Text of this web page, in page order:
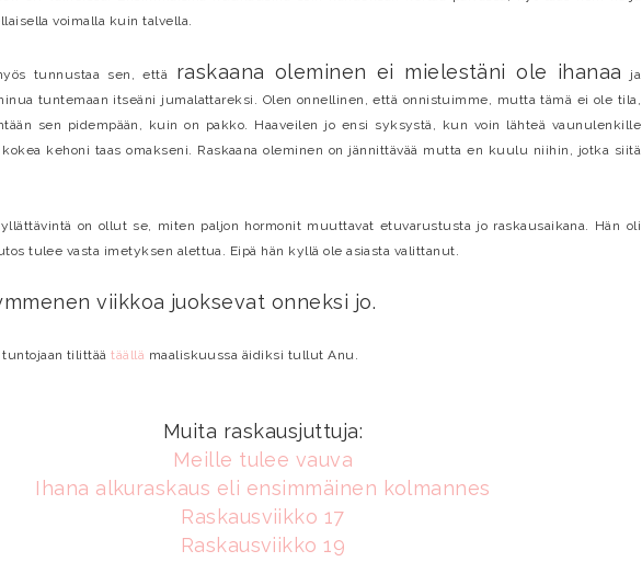
voimalla kuin talvella.
tunnustaa sen, että raskaana oleminen ei mielestäni ole ihanaa
ja
tuntemaan itseäni jumalattareksi. Olen onnellinen, että onnistuimme, mutta tämä ei ole tila,
sen pidempään, kuin on pakko. Haaveilen jo ensi syksystä, kun voin lähteä vaunulenkille
kehoni taas omakseni. Raskaana oleminen on jännittävää mutta en kuulu niihin, jotka siitä
on ollut se, miten paljon hormonit muuttavat etuvarustusta jo raskausaikana. Hän oli
tulee vasta imetyksen alettua. Eipä hän kyllä ole asiasta valittanut.
viikkoa juoksevat onneksi jo.
tuntojaan tilittäätäällä maaliskuussa äidiksi tullut Anu.
Muita raskausjuttuja:
Meille tulee vauva
Ihana alkuraskaus eli ensimmäinen kolmannes
Raskausviikko 17
Raskausviikko 19